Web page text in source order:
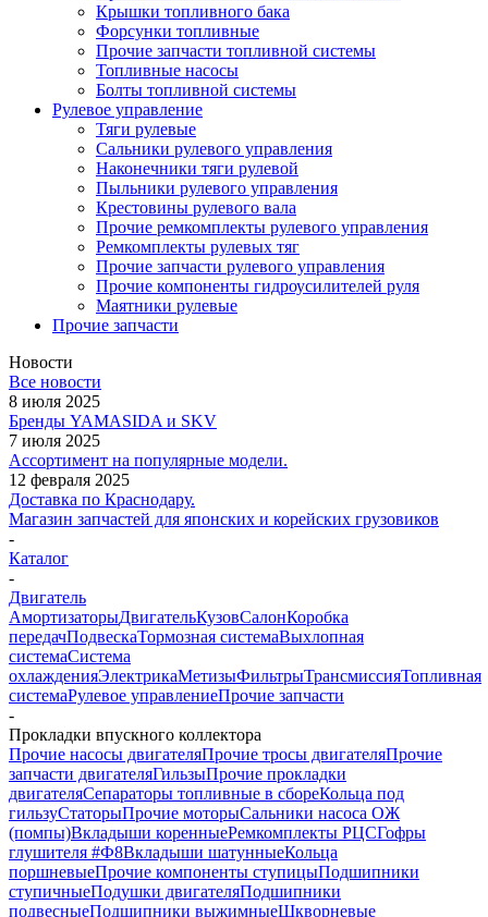
Крышки топливного бака
Форсунки топливные
Прочие запчасти топливной системы
Топливные насосы
Болты топливной системы
Рулевое управление
Тяги рулевые
Сальники рулевого управления
Наконечники тяги рулевой
Пыльники рулевого управления
Крестовины рулевого вала
Прочие ремкомплекты рулевого управления
Ремкомплекты рулевых тяг
Прочие запчасти рулевого управления
Прочие компоненты гидроусилителей руля
Маятники рулевые
Прочие запчасти
Новости
Все новости
8 июля 2025
Бренды YAMASIDA и SKV
7 июля 2025
Ассортимент на популярные модели.
12 февраля 2025
Доставка по Краснодару.
Магазин запчастей для японских и корейских грузовиков
-
Каталог
-
Двигатель
АмортизаторыДвигательКузовСалонКоробка
передачПодвескаТормозная системаВыхлопная
системаСистема
охлажденияЭлектрикаМетизыФильтрыТрансмиссияТопливная
системаРулевое управлениеПрочие запчасти
-
Прокладки впускного коллектора
Прочие насосы двигателяПрочие тросы двигателяПрочие
запчасти двигателяГильзыПрочие прокладки
двигателяСепараторы топливные в сбореКольца под
гильзуСтаторыПрочие моторыСальники насоса ОЖ
(помпы)Вкладыши коренныеРемкомплекты РЦСГофры
глушителя #Ф8Вкладыши шатунныеКольца
поршневыеПрочие компоненты ступицыПодшипники
ступичныеПодушки двигателяПодшипники
подвесныеПодшипники выжимныеШкворневые